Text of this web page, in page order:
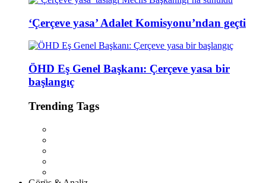
‘Çerçeve yasa’ Adalet Komisyonu’ndan geçti
ÖHD Eş Genel Başkanı: Çerçeve yasa bir
başlangıç
Trending Tags